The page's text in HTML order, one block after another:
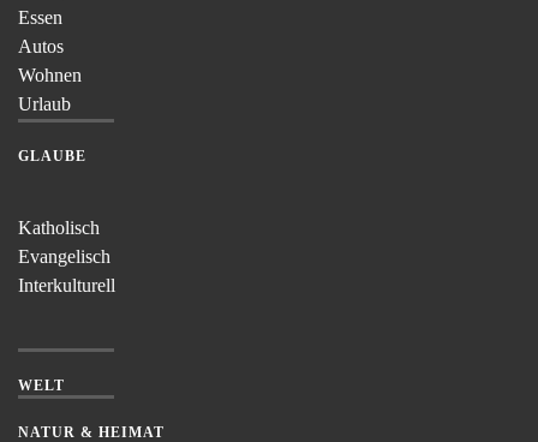
Essen
Autos
Wohnen
Urlaub
GLAUBE
Katholisch
Evangelisch
Interkulturell
WELT
NATUR & HEIMAT